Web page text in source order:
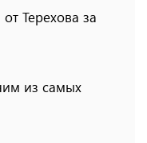
Терехова за
из самых